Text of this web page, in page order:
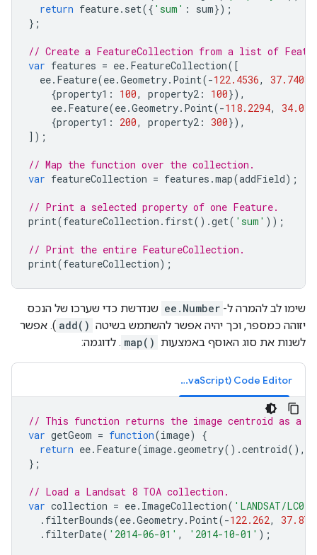
return feature. set({ 'sum' : sum});
};
// Create a FeatureCollection from a list of
var features = ee. FeatureCollection([
ee. Feature(ee.Geometry. Point(-122.4536, 37.7403
{property1 : 100, property2 : 100}),
ee. Feature(ee.Geometry. Point(-118.2294, 34.039
{property1 : 200, property2 : 300}),
]);
// Map the function over the collection.
var featureCollection = features .map(addField);
// Print a selected property of one Feature.
print(featureCollection . first().get( 'sum' ));
// Print the entire FeatureCollection.
print(featureCollection);
שימו לב להמרה ל- ee.Number שנדרשת כדי שערכו של הנכס
יזוהה כמספר, וכך יהיה אפשר להשתמש בשיטה add() ). אפשר
לשנות את סוג האוסף באמצעות map() . לדוגמה:
Code Editor‏ (JavaScript)
// This function returns the image centroid as a
var getGeom = function(image)
{
return ee. Feature(image.geometry().centroid(),
};
// Load a Landsat 8 TOA collection.
var collection = ee. ImageCollection( 'LANDSAT/
. filterBounds(ee.Geometry. Point(-122.262,
. filterDate( '2014-06-01' , '2014-10-01' );